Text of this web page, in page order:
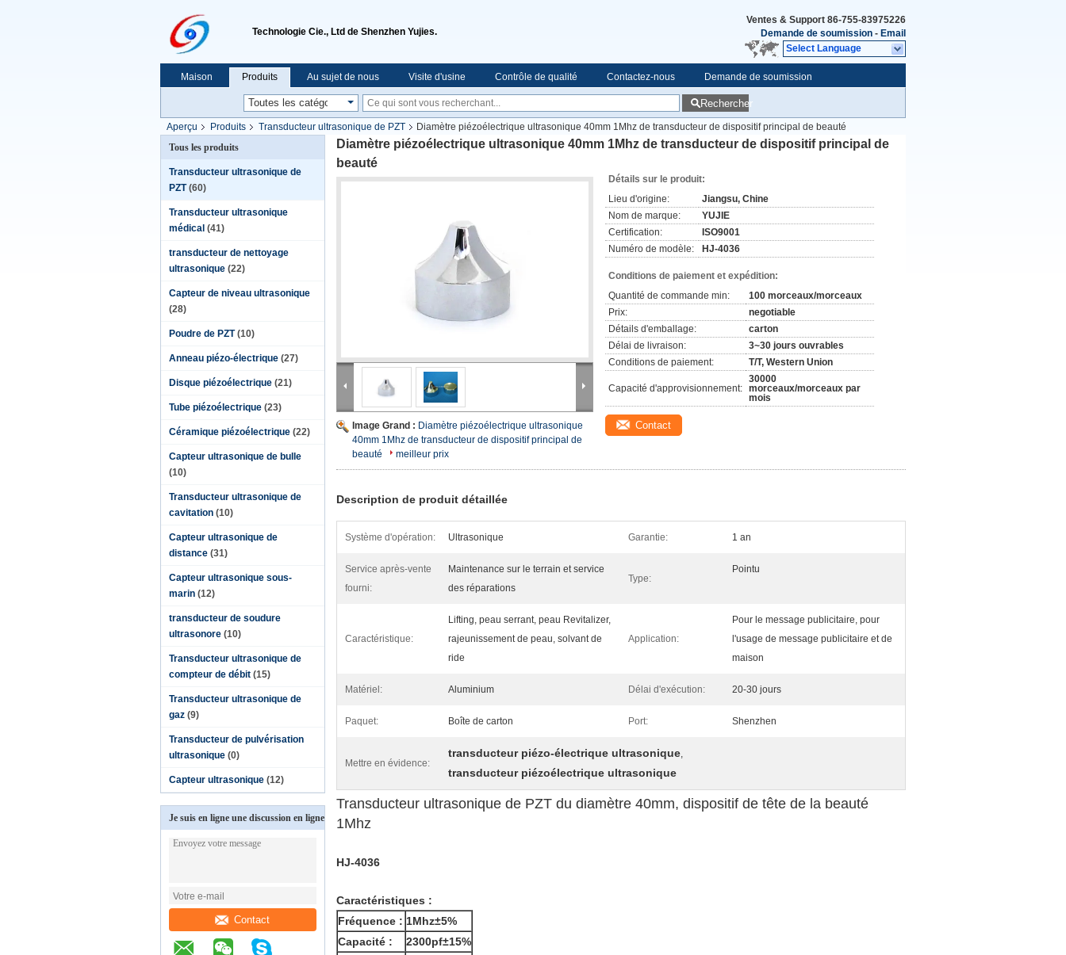
Technologie Cie., Ltd de Shenzhen Yujies.
Ventes & Support 86-755-83975226
Demande de soumission - Email
Select Language
Maison Produits Au sujet de nous Visite d'usine Contrôle de qualité Contactez-nous Demande de soumission
Rechercher
Aperçu Produits Transducteur ultrasonique de PZT
Diamètre piézoélectrique ultrasonique 40mm 1Mhz de transducteur de dispositif principal de beauté
Tous les produits
Transducteur ultrasonique de
PZT (60)
Transducteur ultrasonique
médical (41)
transducteur de nettoyage
ultrasonique (22)
Capteur de niveau ultrasonique
(28)
Poudre de PZT (10)
Anneau piézo-électrique (27)
Disque piézoélectrique (21)
Tube piézoélectrique (23)
Céramique piézoélectrique (22)
Capteur ultrasonique de bulle
(10)
Transducteur ultrasonique de
cavitation (10)
Capteur ultrasonique de
distance (31)
Capteur ultrasonique sous-
marin (12)
transducteur de soudure
ultrasonore (10)
Transducteur ultrasonique de
compteur de débit (15)
Transducteur ultrasonique de
gaz (9)
Transducteur de pulvérisation
ultrasonique (0)
Capteur ultrasonique (12)
Je suis en ligne une discussion en ligne
Contact
Diamètre piézoélectrique ultrasonique 40mm 1Mhz de transducteur de dispositif principal de
beauté
Image Grand : Diamètre piézoélectrique ultrasonique
40mm 1Mhz de transducteur de dispositif principal de
beauté
meilleur prix
Détails sur le produit:
Lieu d'origine:
Jiangsu, Chine
Nom de marque:
YUJIE
Certification:
ISO9001
Numéro de modèle:
HJ-4036
Conditions de paiement et expédition:
Quantité de commande min:
100 morceaux/morceaux
Prix:
negotiable
Détails d'emballage:
carton
Délai de livraison:
3~30 jours ouvrables
Conditions de paiement:
T/T, Western Union
Capacité d'approvisionnement:
30000
morceaux/morceaux par
mois
Contact
Description de produit détaillée
Système d'opération: Ultrasonique Garantie: 1 an
Service après-vente
fourni:
Maintenance sur le terrain et service
des réparations
Type:
Pointu
Caractéristique:
Lifting, peau serrant, peau Revitalizer,
rajeunissement de peau, solvant de
ride
Application:
Pour le message publicitaire, pour
l'usage de message publicitaire et de
maison
Matériel: Aluminium Délai d'exécution: 20-30 jours
Paquet: Boîte de carton Port: Shenzhen
Mettre en évidence:
transducteur piézo-électrique ultrasonique,
transducteur piézoélectrique ultrasonique
Transducteur ultrasonique de PZT du diamètre 40mm, dispositif de tête de la beauté
1Mhz
HJ-4036
Caractéristiques :
Fréquence : 1Mhz±5%
Capacité :
2300pf±15%